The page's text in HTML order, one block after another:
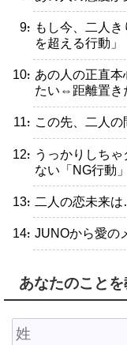
・もし今、二人
を超える行動」
・あの人の正直
たい⇔距離置き
・この先、二人の
・うっかりしち
ない「NG行動」
・二人の恋未来
・JUNOから愛の
あなたのこと